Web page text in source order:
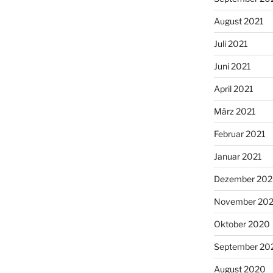
August 2021
Juli 2021
Juni 2021
April 2021
März 2021
Februar 2021
Januar 2021
Dezember
November
Oktober 2020
September
August 2020